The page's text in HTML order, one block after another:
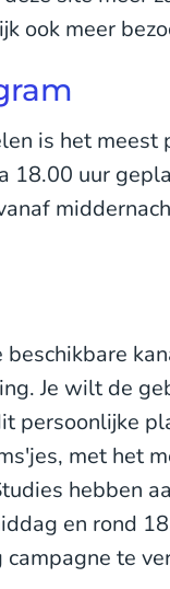
ook meer
is het meest
18.00 uur
Je wilt de
persoonlijke
met het
hebben
en rond
te